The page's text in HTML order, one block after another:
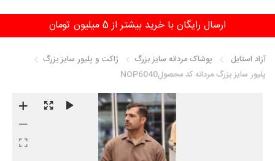
ارسال رایگان با خرید بیشتر از 5 میلیون تومان
آزاد استایل پوشاک مردانه سایز بزرگ
ژاکت و پلیور سایز بزرگ
پلیور سایز بزرگ مردانه کد محصولNOP6040